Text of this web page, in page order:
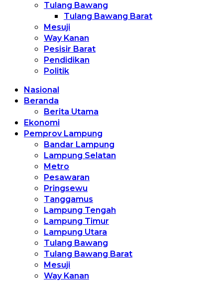
Tulang Bawang
Tulang Bawang Barat
Mesuji
Way Kanan
Pesisir Barat
Pendidikan
Politik
Nasional
Beranda
Berita Utama
Ekonomi
Pemprov Lampung
Bandar Lampung
Lampung Selatan
Metro
Pesawaran
Pringsewu
Tanggamus
Lampung Tengah
Lampung Timur
Lampung Utara
Tulang Bawang
Tulang Bawang Barat
Mesuji
Way Kanan